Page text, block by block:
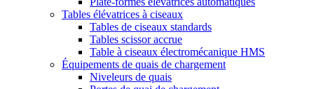
Tables élévatrices à ciseaux
Tables de ciseaux standards
Tables scissor accrue
Table à ciseaux électromécanique HMS
Équipements de quais de chargement
Niveleurs de quais